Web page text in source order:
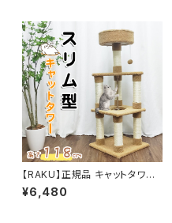
cm&251～270cm四種類選択
可 スリム 爪とぎ 全麻縄巻き 麻
紐 おしゃれ 可愛い デザイン 運
動不足解消 ストレス解消 リラッ
クス 組み立て 設置 組立 簡単
太い支柱 猫ツリー 安定性良い
猫ちゃんタワー キャットポール
猫たわー 多頭飼い ねこ 猫 キャ
ット ネコ タワー ポール ペット用
品 ペットグッズ
【RAKU】正規品 キャットタワー
キャットツリー 据え置きキャット
タワー 高さ約118cm 猫タワー
¥6,480